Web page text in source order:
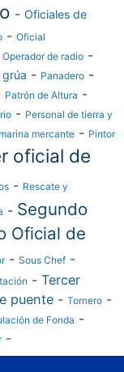
- Oficiales de
- Oficial
Operador de radio -
- Panadero -
Patrón de Altura -
- Personal de tierra y
mercante - Pintor
oficial de
- Rescate y
- Segundo
Oficial de
- Sous Chef -
- Tercer
puente - Tornero -
de Fonda -
-